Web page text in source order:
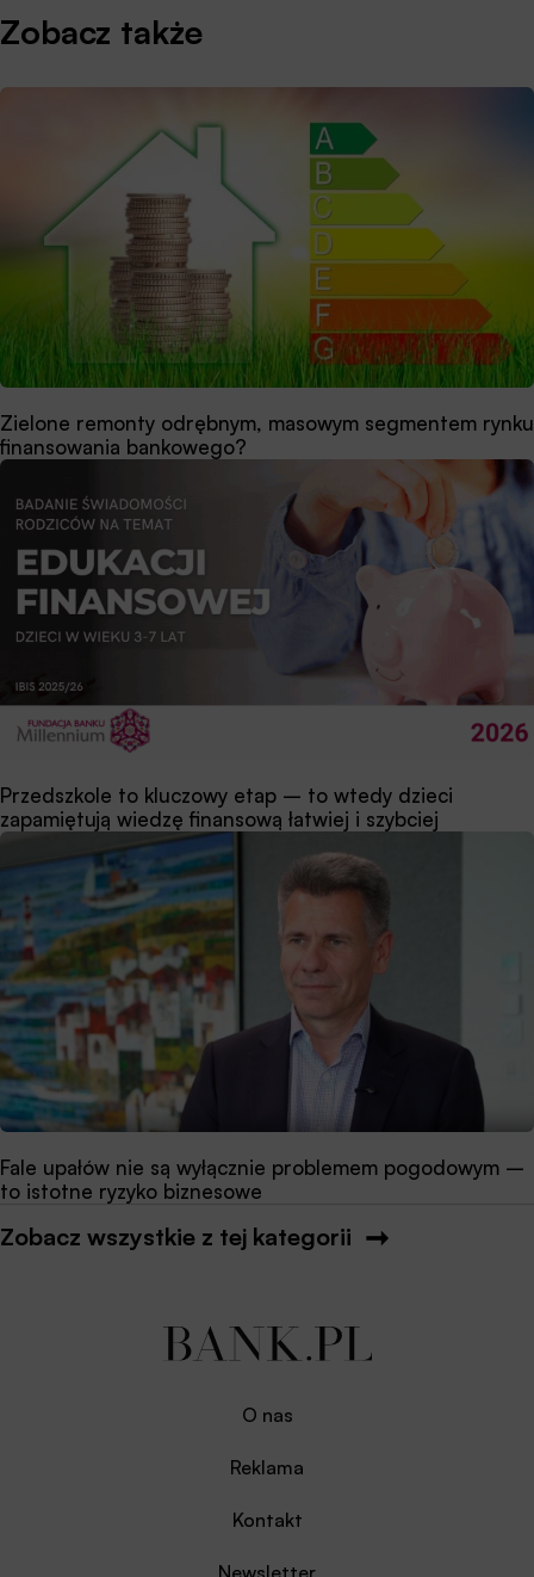
Zobacz także
Zielone remonty odrębnym, masowym segmentem rynku
finansowania bankowego?
Przedszkole to kluczowy etap – to wtedy dzieci
zapamiętują wiedzę finansową łatwiej i szybciej
Fale upałów nie są wyłącznie problemem pogodowym –
to istotne ryzyko biznesowe
Zobacz wszystkie z tej kategorii
O nas
Reklama
Kontakt
Newsletter